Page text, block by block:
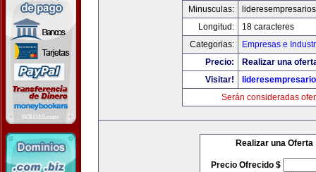
Minusculas:
Longitud:
18 caracteres
Categorias:
Empresas e
Precio:
Realizar una
Visitar!
Serán consideradas
Realizar una Oferta
Precio Ofrecido $